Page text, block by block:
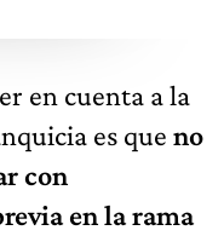
en cuenta a la
es que no
con
en la rama